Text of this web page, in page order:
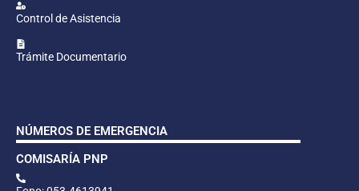
Control de Asistencia
Trámite Documentario
NÚMEROS DE EMERGENCIA
COMISARÍA PNP